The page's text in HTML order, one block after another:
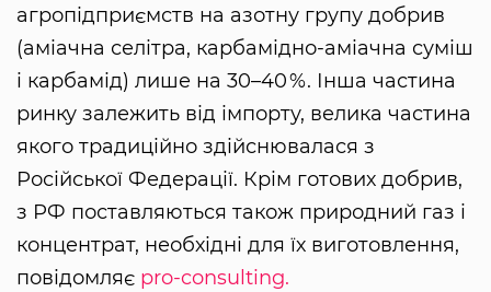
агропідприємств на азотну групу добрив
(аміачна селітра, карбамідно-аміачна суміш
і карбамід) лише на 30–40 %. Інша частина
ринку залежить від імпорту, велика частина
якого традиційно здійснювалася з
Російської Федерації. Крім готових добрив,
з РФ поставляються також природний газ і
концентрат, необхідні для їх виготовлення,
повідомляє pro-consulting.